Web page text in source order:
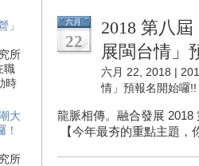
」
所
職
時
大
所
六月
22
2018 第八
展閩台情」
六月 22, 2018 |
情」預報名開始囉!!
龍脈相傳。融合發展
【今年最夯的重點主題